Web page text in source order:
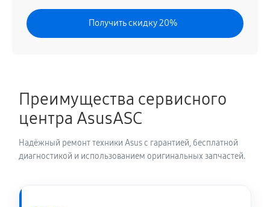
Ремонт блока управления
630 руб 60 минут
Замена электронных компонентов
1710 руб
Получить скидку 20%
Преимущества сервисного
центра AsusASC
Надёжный ремонт техники Asus с гарантией, бесплатной
диагностикой и использованием оригинальных запчастей.